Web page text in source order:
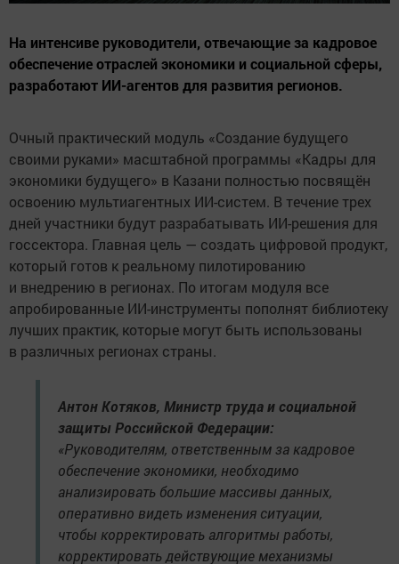
На интенсиве руководители, отвечающие за кадровое
обеспечение отраслей экономики и социальной сферы,
разработают ИИ-агентов для развития регионов.
Очный практический модуль «Создание будущего
своими руками» масштабной программы «Кадры для
экономики будущего» в Казани полностью посвящён
освоению мультиагентных ИИ-систем. В течение трех
дней участники будут разрабатывать ИИ-решения для
госсектора. Главная цель — создать цифровой продукт,
который готов к реальному пилотированию
и внедрению в регионах. По итогам модуля все
апробированные ИИ-инструменты пополнят библиотеку
лучших практик, которые могут быть использованы
в различных регионах страны.
Антон Котяков, Министр труда и социальной
защиты Российской Федерации:
«Руководителям, ответственным за кадровое
обеспечение экономики, необходимо
анализировать большие массивы данных,
оперативно видеть изменения ситуации,
чтобы корректировать алгоритмы работы,
корректировать действующие механизмы